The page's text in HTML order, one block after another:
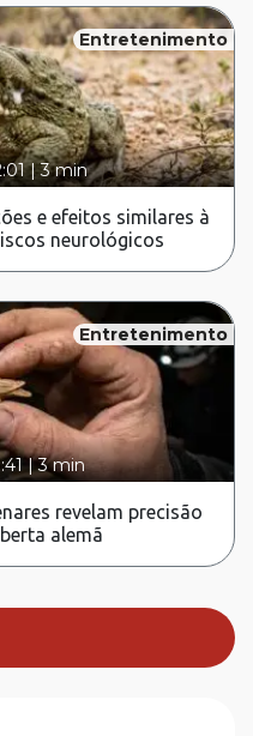
Entretenimento
|3 min
e efeitos similares à
neurológicos
Entretenimento
|3 min
revelam precisão
alemã